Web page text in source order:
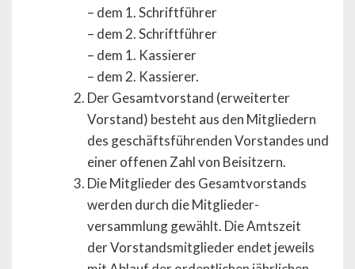
– dem 1. Schriftführer
– dem 2. Schriftführer
– dem 1. Kassierer
– dem 2. Kassierer.
Der Gesamtvorstand (erweiterter
Vorstand) besteht aus den Mitgliedern
des geschäftsführenden Vorstandes und
einer offenen Zahl von Beisitzern.
Die Mitglieder des Gesamtvorstands
werden durch die Mitglieder-
versammlung gewählt. Die Amtszeit
der Vorstandsmitglieder endet jeweils